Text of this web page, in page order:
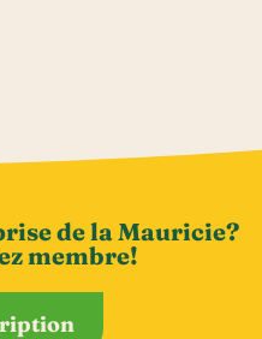
de la Mauricie?
membre!